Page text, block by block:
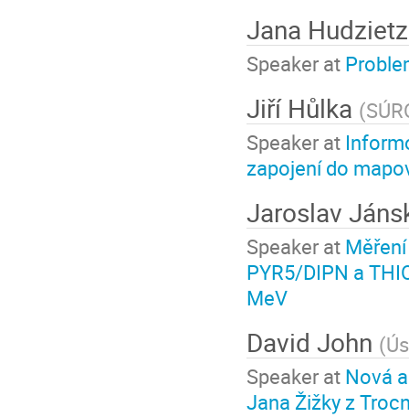
Jana
Speaker at
Jiří Hůlka (
Speaker at
zapojení do
Jaroslav
Speaker at
PYR5/DIPN a
MeV
David John (
Speaker at Nová
Jana Žižky z